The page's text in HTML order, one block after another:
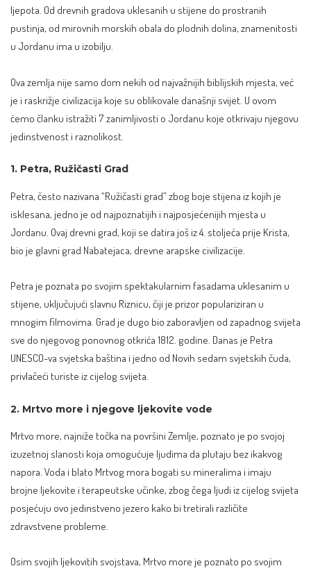
ljepota. Od drevnih gradova uklesanih u stijene do prostranih
pustinja, od mirovnih morskih obala do plodnih dolina, znamenitosti
u Jordanu ima u izobilju.
Ova zemlja nije samo dom nekih od najvažnijih biblijskih mjesta, već
je i raskrižje civilizacija koje su oblikovale današnji svijet. U ovom
ćemo članku istražiti 7 zanimljivosti o Jordanu koje otkrivaju njegovu
jedinstvenost i raznolikost.
1. Petra, Ružičasti Grad
Petra, često nazivana “Ružičasti grad” zbog boje stijena iz kojih je
isklesana, jedno je od najpoznatijih i najposjećenijih mjesta u
Jordanu. Ovaj drevni grad, koji se datira još iz 4. stoljeća prije Krista,
bio je glavni grad Nabatejaca, drevne arapske civilizacije.
Petra je poznata po svojim spektakularnim fasadama uklesanim u
stijene, uključujući slavnu Riznicu, čiji je prizor populariziran u
mnogim filmovima. Grad je dugo bio zaboravljen od zapadnog svijeta
sve do njegovog ponovnog otkrića 1812. godine. Danas je Petra
UNESCO-va svjetska baština i jedno od Novih sedam svjetskih čuda,
privlačeći turiste iz cijelog svijeta.
2. Mrtvo more i njegove ljekovite vode
Mrtvo more, najniže točka na površini Zemlje, poznato je po svojoj
izuzetnoj slanosti koja omogućuje ljudima da plutaju bez ikakvog
napora. Voda i blato Mrtvog mora bogati su mineralima i imaju
brojne ljekovite i terapeutske učinke, zbog čega ljudi iz cijelog svijeta
posjećuju ovo jedinstveno jezero kako bi tretirali različite
zdravstvene probleme.
Osim svojih ljekovitih svojstava, Mrtvo more je poznato po svojim